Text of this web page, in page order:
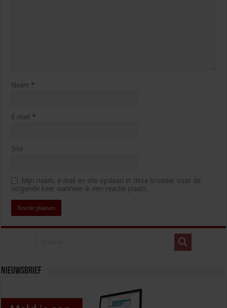
Naam *
E-mail *
Site
Mijn naam, e-mail en site opslaan in deze browser voor de
volgende keer wanneer ik een reactie plaats.
Nieuwsbrief